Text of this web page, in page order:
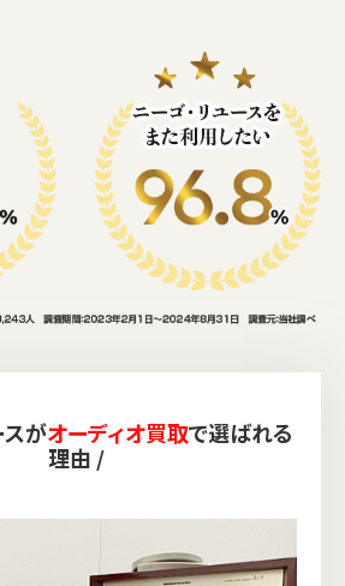
スがオーディオ買取で選ばれる
理由 /